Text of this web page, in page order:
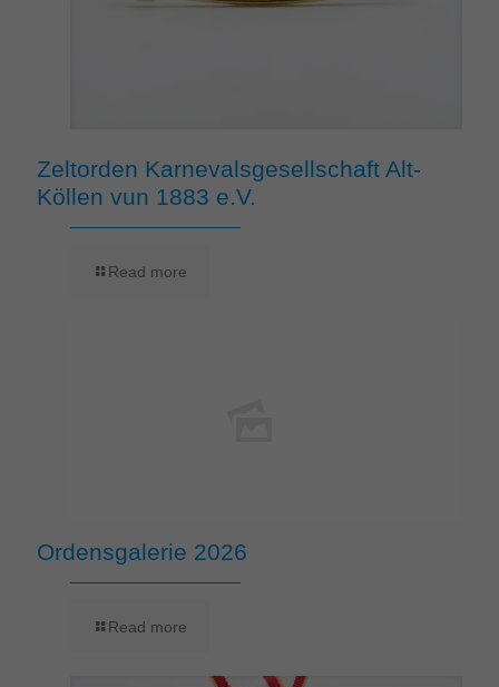
Zeltorden Karnevalsgesellschaft Alt-
Köllen vun 1883 e.V.
Read more
Ordensgalerie 2026
Read more